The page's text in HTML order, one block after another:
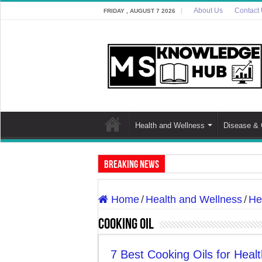
FRIDAY , AUGUST 7 2026 About Us Contact
Health and Wellness Disease &
Breaking News
Discover the Potential Threat:
7 Best Cooking Oils for Health in
7 Effective Home Remedies in
Home/ Health and Wellness/
Cooking Oil
7 Best Cooking Oils for